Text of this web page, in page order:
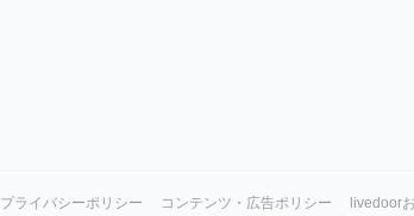
プライバシーポリシー コンテンツ・広告ポリシー livedoor